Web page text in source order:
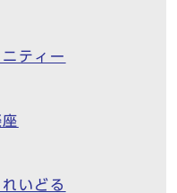
ティー
いどる